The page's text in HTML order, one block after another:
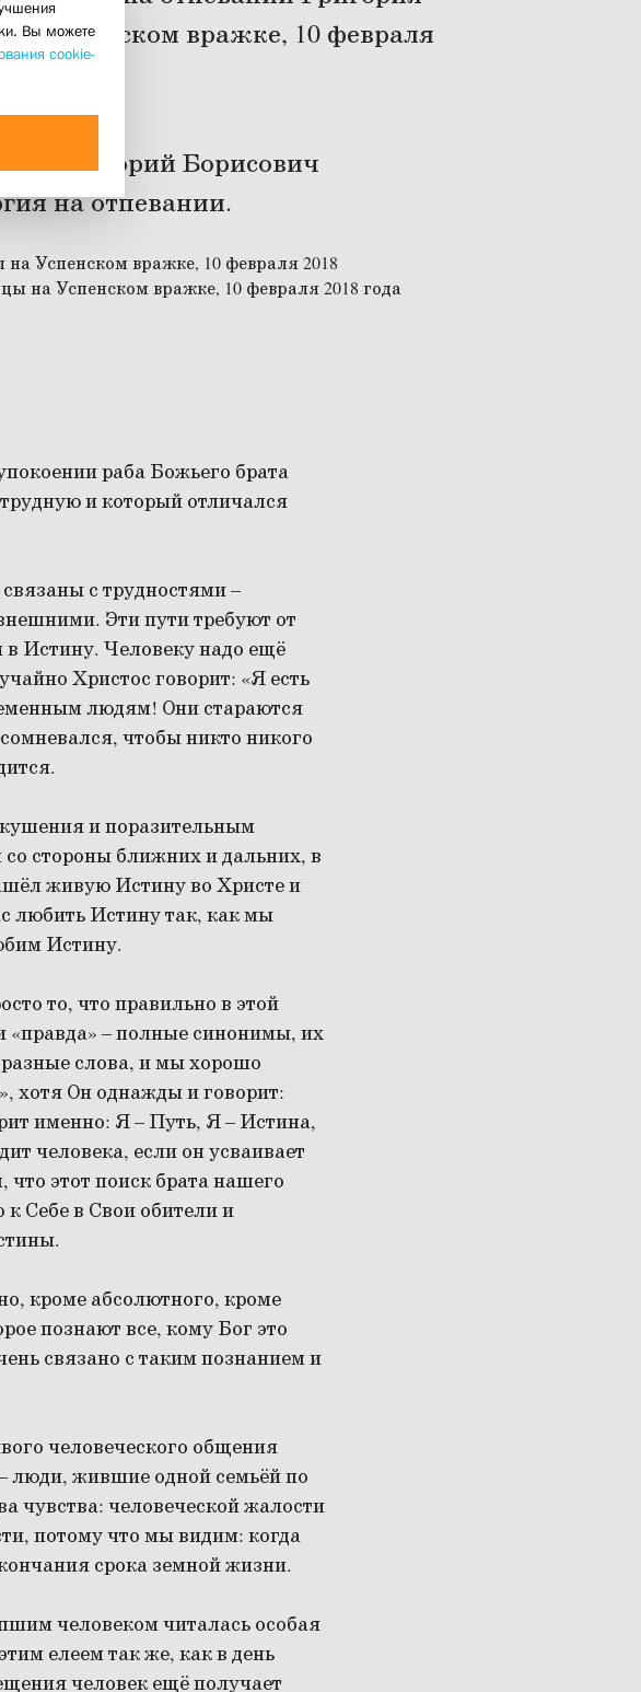
Успенском вражке, 10 февраля
Григорий Борисович
на отпевании.
раба Божьего брата
и который отличался
с трудностями –
Эти пути требуют от
в Истину. Человеку надо ещё
Христос говорит: «Я есть
людям! Они стараются
чтобы никто никого
и поразительным
стороны ближних и дальних, в
живую Истину во Христе и
любить Истину так, как мы
Истину.
то, что правильно в этой
«правда» – полные синонимы, их
слова, и мы хорошо
хотя Он однажды и говорит:
именно: Я – Путь, Я – Истина,
человека, если он усваивает
этот поиск брата нашего
Себе в Свои обители и
кроме абсолютного, кроме
познают все, кому Бог это
связано с таким познанием и
человеческого общения
люди, жившие одной семьёй по
чувства: человеческой жалости
потому что мы видим: когда
срока земной жизни.
человеком читалась особая
елеем так же, как в день
человек ещё получает
Вы можете
cookie-